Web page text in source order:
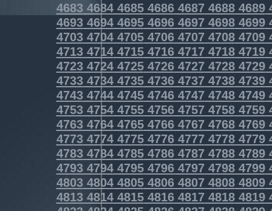
4683468446854686468746884689
4693469446954696469746984699
4703470447054706470747084709
4713471447154716471747184719
4723472447254726472747284729
4733473447354736473747384739
4743474447454746474747484749
4753475447554756475747584759
4763476447654766476747684769
4773477447754776477747784779
4783478447854786478747884789
4793479447954796479747984799
4803480448054806480748084809
4813481448154816481748184819